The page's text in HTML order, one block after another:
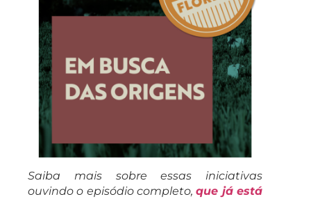
Saiba mais sobre essas iniciativas
ouvindo o episódio completo,que já está